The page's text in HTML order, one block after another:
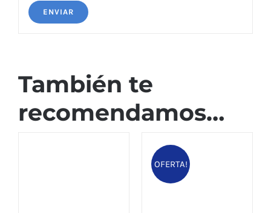
También te
recomendamos…
OFERTA!